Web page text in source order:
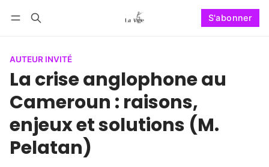
S'abonner
AUTEUR INVITÉ
La crise anglophone au
Cameroun : raisons,
enjeux et solutions (M.
Pelatan)